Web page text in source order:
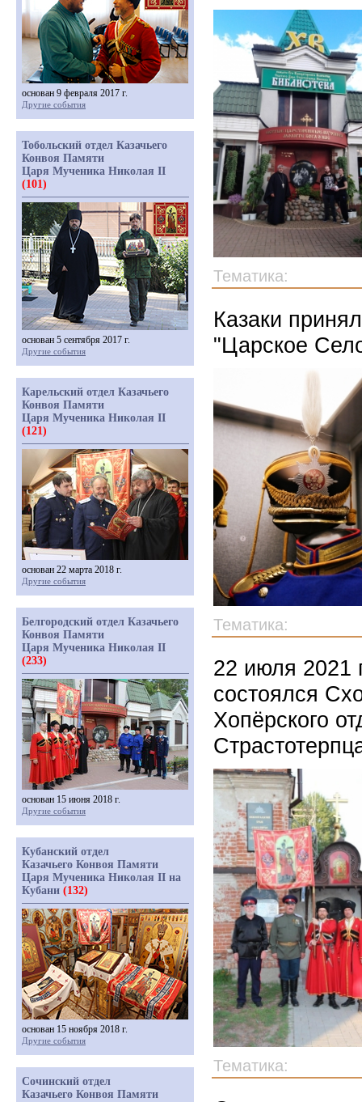
Тематика:
Казаки
"Царское
Тематика:
22 июля 2021
состоялся
Хопёрского
Тематика:
основан 9 февраля 2017 г.
Другие события
Тобольский отдел Казачьего
Конвоя Памяти
Царя Мученика Николая II
(101)
основан 5 сентября 2017 г.
Другие события
Карельский отдел Казачьего
Конвоя Памяти
Царя Мученика Николая II
(121)
основан 22 марта 2018 г.
Другие события
Белгородский отдел Казачьего
Конвоя Памяти
Царя Мученика Николая II
(233)
основан 15 июня 2018 г.
Другие события
Кубанский отдел
Казачьего Конвоя Памяти
Царя Мученика Николая II на
Кубани (132)
основан 15 ноября 2018 г.
Другие события
Сочинский отдел
Казачьего Конвоя Памяти